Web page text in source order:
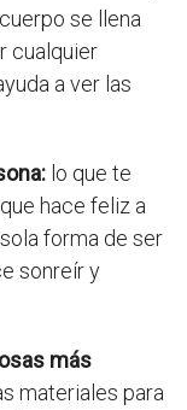
se llena
cualquier
a ver las
lo que te
hace feliz a
forma de ser
sonreír y
más
materiales para